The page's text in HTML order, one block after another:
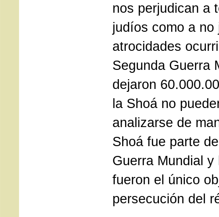
nos perjudican a
judíos como a
atrocidades
Segunda Guerra
dejaron
la Shoá no
analizarse de
Shoá fue parte
Guerra Mundial
fueron el único
persecución del